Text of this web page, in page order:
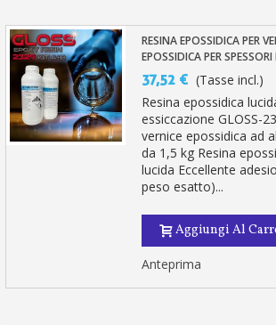
RESINA EPOSSIDICA PER
EPOSSIDICA PER
37,52 € (Tasse incl.)
Resina epossidica
essiccazione GLOSS-
vernice epossidica ad
da 1,5 kg Resina
lucida Eccellente
peso esatto)...
Aggiungi Al
Anteprima